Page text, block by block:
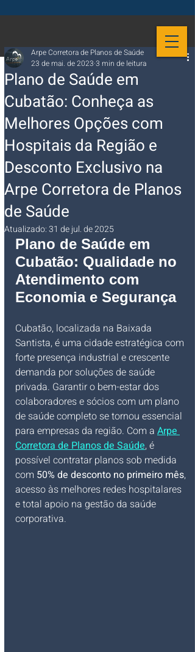
Plano de Saúde em
Cubatão: Conheça as
Melhores Opções com
Hospitais da Região e
Desconto Exclusivo na
Arpe Corretora de Planos
de Saúde
Arpe Corretora de Planos de Saúde
23 de mai. de 2023 3 min de leitura
Atualizado:31 de jul. de 2025
Plano de Saúde em
Cubatão: Qualidade no
Atendimento com
Economia e Segurança
Cubatão, localizada na Baixada
Santista, é uma cidade estratégica com
forte presença industrial e crescente
demanda por soluções de saúde
privada. Garantir o bem-estar dos
colaboradores e sócios com um plano
de saúde completo se tornou essencial
para empresas da região. Com a Arpe
Corretora de Planos de Saúde, é
possível contratar planos sob medida
com 50% de desconto no primeiro mês,
acesso às melhores redes hospitalares
e total apoio na gestão da saúde
corporativa.